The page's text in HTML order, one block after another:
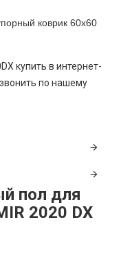
коврик 60х60
купить в интернет-
по нашему
пол для
2020 DX